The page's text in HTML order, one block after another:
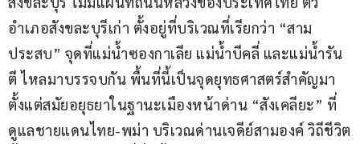
อำเภอสังขละบุรีเก่า ตั้งอยู่ที่บริเวณที่เรียกว่า “สาม
ประสบ” จุดที่แม่น้ำซองกาเลีย แม่น้ำบีคลี่ และแม่น้ำรัน
ตี ไหลมาบรรจบกัน พื้นที่นี้เป็นจุดยุทธศาสตร์สำคัญมา
ตั้งแต่สมัยอยุธยาในฐานะเมืองหน้าด่าน “สังเคลียะ” ที่
ดูแลชายแดนไทย-พม่า บริเวณด่านเจดีย์สามองค์ วิถีชีวิต